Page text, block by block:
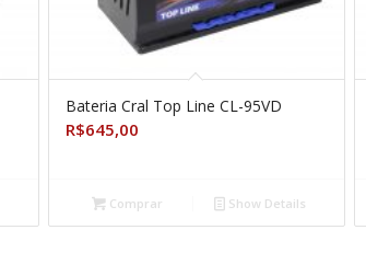
Bateria Cral Top Line CL-95VD
R$645,00
Comprar Show Details